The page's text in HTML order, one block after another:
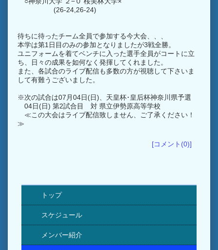
(26-24,26-24)
待ちに待ったチーム全員で参加する今大会、、、
本学は第1日目のみの参加となりましたが3戦全勝。
ユニフォームを着てベンチに入った選手全員がコートに立
ち、日々の成果を如何なく発揮してくれました。
また、各試合のライブ配信も多数の方が視聴して下さいま
して有難うございました。
※次の試合は07月04日(日)、天皇杯･皇后杯神奈川県予選
04日(日) 第2試合目 対 県立伊勢原高等学校
≪この大会はライブ配信致しません、ご了承ください！
≫
[コメント(0)]
トップ
スケジュール
メンバー紹介